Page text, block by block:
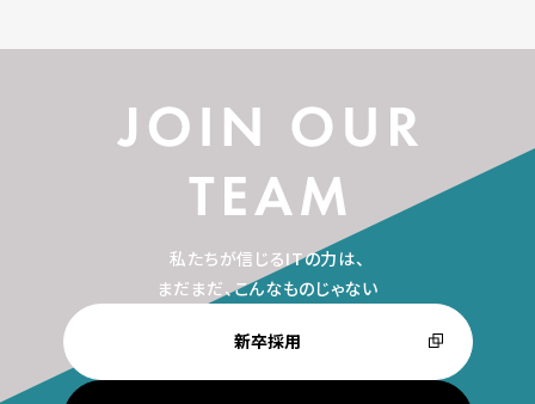
私たちが信じるITの力は、
まだまだ、こんなものじゃない
新卒採用